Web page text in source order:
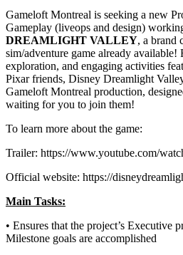
Gameloft Montreal is seeking a new
Gameplay (liveops and design)
DREAMLIGHT VALLEY, a brand
sim/adventure game already available!
exploration, and engaging activities
Pixar friends, Disney Dreamlight
Gameloft Montreal production,
waiting for you to join them!
To learn more about the game:
Trailer: https://www.youtube.com/
Official website: https://
Main Tasks:
• Ensures that the project’s Executive
Milestone goals are accomplished